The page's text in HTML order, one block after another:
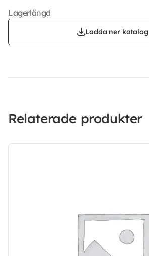
Lagerlängd
Ladda ner katalog
Relaterade produkter